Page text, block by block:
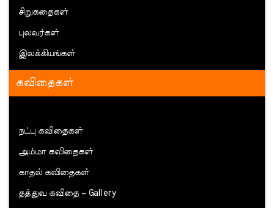
சிறுகதைகள்
புலவர்கள்
இலக்கியங்கள்
கவிதைகள்
நட்பு கவிதைகள்
அம்மா கவிதைகள்
காதல் கவிதைகள்
தத்துவ கவிதை – Gallery